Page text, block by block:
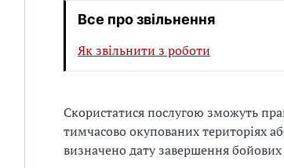
Все про звільнення
Як звільнити з роботи
Скористатися послугою зможуть
тимчасово окупованих територіях
визначено дату завершення бойових